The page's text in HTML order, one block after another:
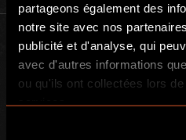
partageons également des
notre site avec nos
publicité et d'analyse, qui
avec d'autres informations
ou qu'ils ont collectées lors
services.
Company